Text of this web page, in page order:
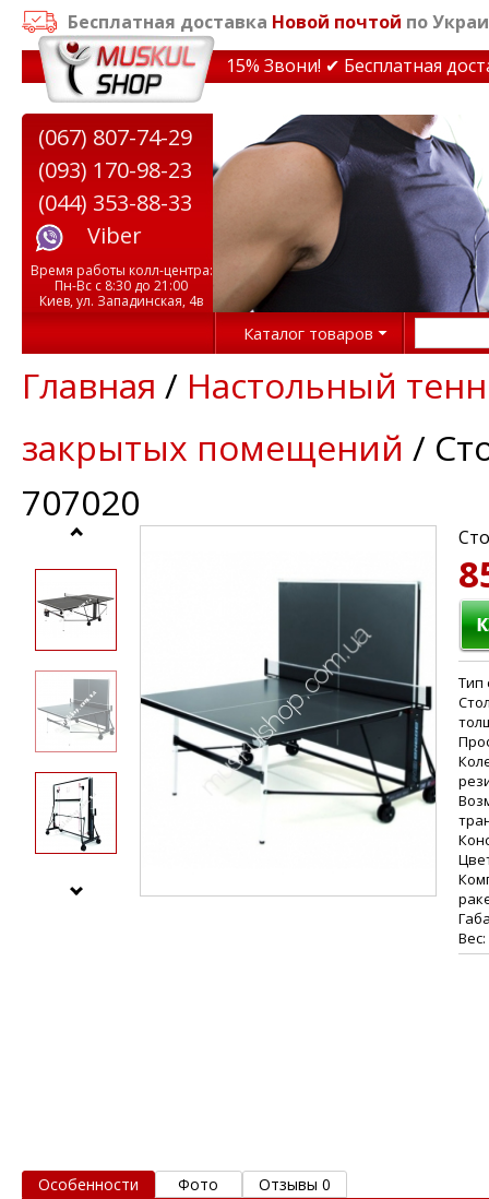
Бесплатная доставка Новой почтой по
на тренажеры до 15% Звони! ✔ Бесплатная
(067) 807-74-29
(093) 170-98-23
(044) 353-88-33
Viber
Время работы колл-центра:
Пн-Вс с 8:30 до 21:00
Киев, ул. Западинская, 4в
Каталог товаров
Главная / Настольный
закрытых помещений /
707020
Тип
Вес:
Особенности Фото Отзывы 0